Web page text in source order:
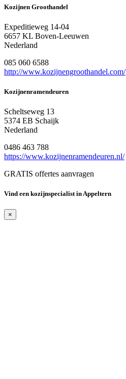
Kozijnen Groothandel
Expeditieweg 14-04
6657 KL Boven-Leeuwen
Nederland
085 060 6588
http://www.kozijnengroothandel.com/
Kozijnenramendeuren
Scheltseweg 13
5374 EB Schaijk
Nederland
0486 463 788
https://www.kozijnenramendeuren.nl/
GRATIS offertes aanvragen
Vind een kozijnspecialist in Appeltern
×